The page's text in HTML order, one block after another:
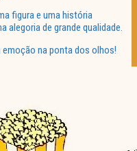
figura e uma história
alegoria de grande qualidade.
na ponta dos olhos!